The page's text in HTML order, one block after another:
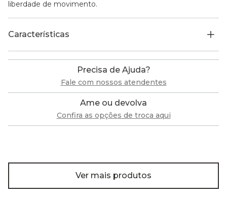
liberdade de movimento.
Características
Precisa de Ajuda?
Fale com nossos atendentes
Ame ou devolva
Confira as opções de troca aqui
Ver mais produtos